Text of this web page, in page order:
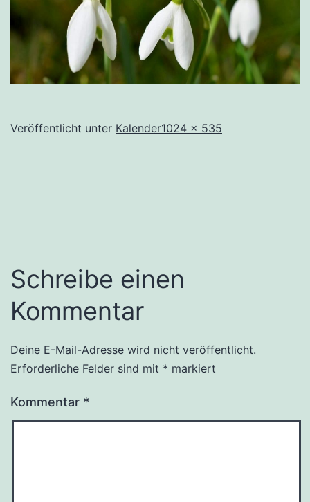
Veröffentlicht unter KalenderOriginalgröße
1024 × 535
Schreibe einen
Kommentar
Deine E-Mail-Adresse wird nicht veröffentlicht.
Erforderliche Felder sind mit * markiert
Kommentar *